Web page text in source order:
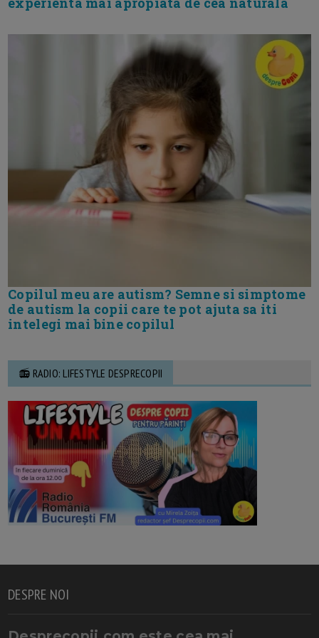
Copilul meu are autism? Semne si simptome
de autism la copii care te pot ajuta sa iti
intelegi mai bine copilul
📻 RADIO: LIFESTYLE DESPRECOPII
DESPRE NOI